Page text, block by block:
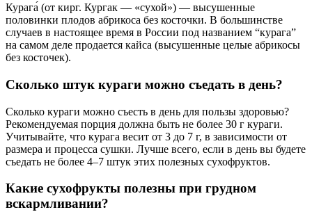
Курага́ (от кирг. Кургак — «сухой») — высушенные
половинки плодов абрикоса без косточки. В большинстве
случаев в настоящее время в России под названием “курага”
на самом деле продается кайса (высушенные целые абрикосы
без косточек).
Сколько штук кураги можно съедать в день?
Сколько кураги можно съесть в день для пользы здоровью?
Рекомендуемая порция должна быть не более 30 г кураги.
Учитывайте, что курага весит от 3 до 7 г, в зависимости от
размера и процесса сушки. Лучше всего, если в день вы будете
съедать не более 4–7 штук этих полезных сухофруктов.
Какие сухофрукты полезны при грудном
вскармливании?